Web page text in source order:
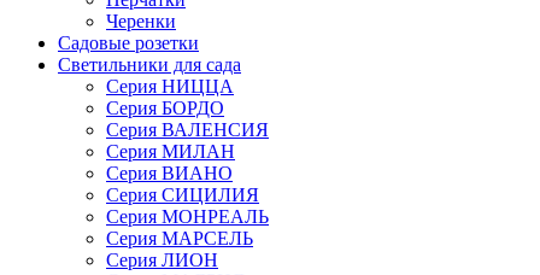
Черенки
Садовые розетки
Светильники для сада
Серия НИЦЦА
Серия БОРДО
Серия ВАЛЕНСИЯ
Серия МИЛАН
Серия ВИАНО
Серия СИЦИЛИЯ
Серия МОНРЕАЛЬ
Серия МАРСЕЛЬ
Серия ЛИОН